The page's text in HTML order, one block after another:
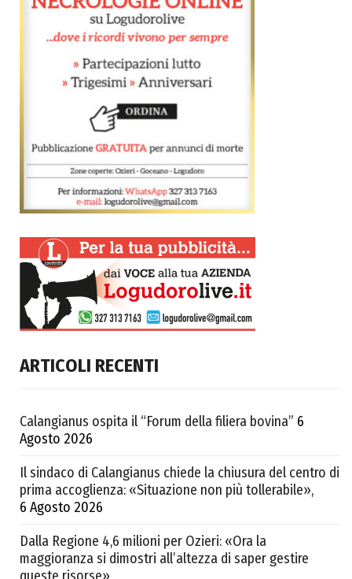
ARTICOLI RECENTI
Calangianus ospita il “Forum della filiera bovina” 6
Agosto 2026
Il sindaco di Calangianus chiede la chiusura del centro di
prima accoglienza: «Situazione non più tollerabile»,
6 Agosto 2026
Dalla Regione 4,6 milioni per Ozieri: «Ora la
maggioranza si dimostri all’altezza di saper gestire